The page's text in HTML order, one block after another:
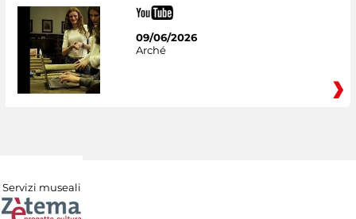
09/06/2026
Arché
Servizi museali